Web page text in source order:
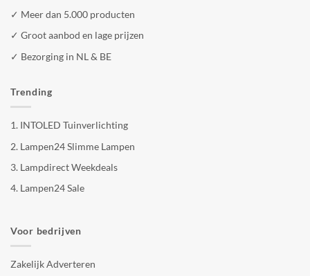
✓ Meer dan 5.000 producten
✓ Groot aanbod en lage prijzen
✓ Bezorging in NL & BE
Trending
1. INTOLED Tuinverlichting
2. Lampen24 Slimme Lampen
3. Lampdirect Weekdeals
4. Lampen24 Sale
Voor bedrijven
Zakelijk Adverteren